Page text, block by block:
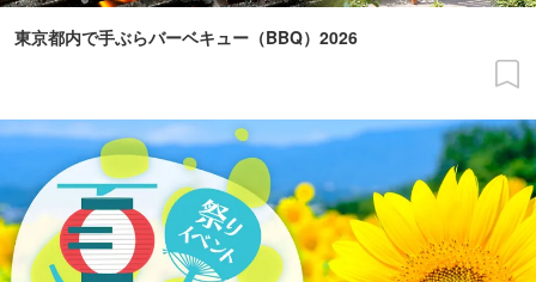
東京都内で手ぶらバーベキュー（BBQ）2026